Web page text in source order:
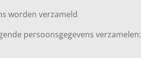
worden verzameld
persoonsgegevens verzamelen: